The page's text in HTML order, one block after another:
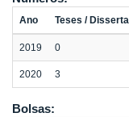
Ano Teses /
2019 0
2020 3
Bolsas: